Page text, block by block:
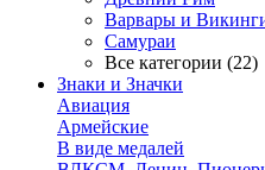
Варвары и
Самураи
Все категории (22)
Знаки и Значки
Авиация
Армейские
В виде медалей